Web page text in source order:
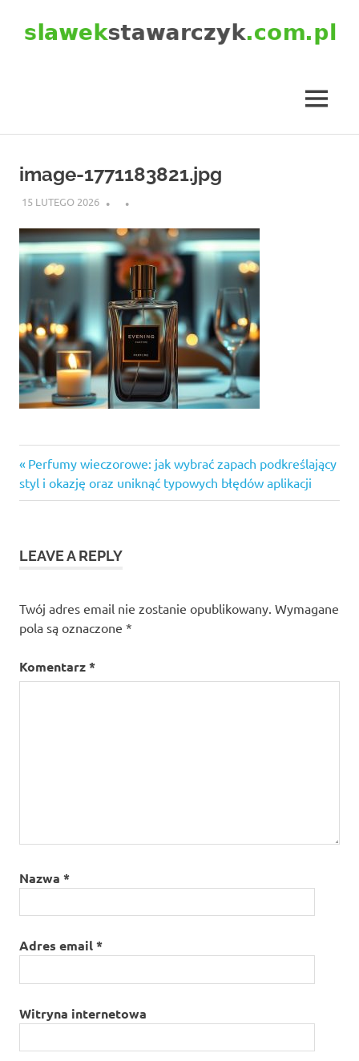
MENU
image-1771183821.jpg
15 LUTEGO 2026
Nawigacja
wpisu
Previous
Post:
Perfumy wieczorowe: jak wybrać zapach podkreślający
styl i okazję oraz uniknąć typowych błędów aplikacji
LEAVE A REPLY
Twój adres email nie zostanie opublikowany. Wymagane
pola są oznaczone *
Komentarz*
Nazwa *
Adres email*
Witryna internetowa